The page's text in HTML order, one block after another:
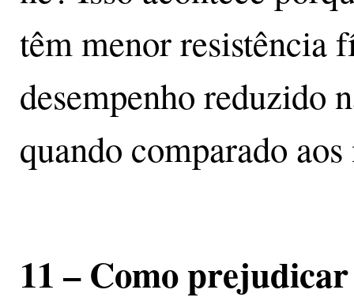
têm menor resistência
desempenho reduzido
quando comparado
11 – Como